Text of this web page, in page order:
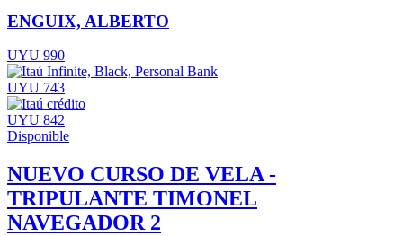
ENGUIX, ALBERTO
UYU 990
UYU 743
UYU 842
Disponible
NUEVO CURSO DE VELA -
TRIPULANTE TIMONEL
NAVEGADOR 2